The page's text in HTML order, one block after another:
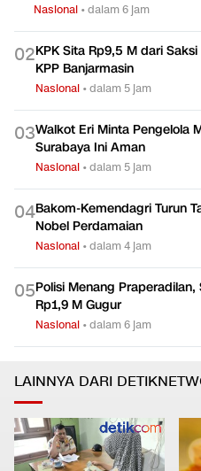
Nasional •dalam 6 jam
02KPK Sita Rp9,5 M dari
KPP Banjarmasin
Nasional •dalam 5 jam
03Walkot Eri Minta Pengelola
Surabaya Ini Aman
Nasional •dalam 5 jam
04Bakom-Kemendagri Turun
Nobel Perdamaian
Nasional •dalam 4 jam
05Polisi Menang
Rp1,9 M Gugur
Nasional •dalam 6 jam
LAINNYA DARI